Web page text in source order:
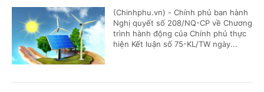
(Chinhphu.vn) - Chính phủ ban hành
Nghị quyết số 208/NQ-CP về Chương
trình hành động của Chính phủ thực
hiện Kết luận số 75-KL/TW ngày...